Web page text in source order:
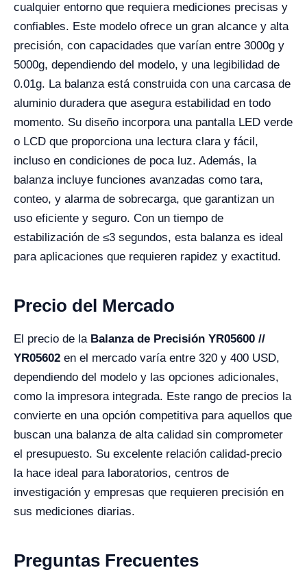
cualquier entorno que requiera mediciones precisas y
confiables. Este modelo ofrece un gran alcance y alta
precisión, con capacidades que varían entre 3000g y
5000g, dependiendo del modelo, y una legibilidad de
0.01g. La balanza está construida con una carcasa de
aluminio duradera que asegura estabilidad en todo
momento. Su diseño incorpora una pantalla LED verde
o LCD que proporciona una lectura clara y fácil,
incluso en condiciones de poca luz. Además, la
balanza incluye funciones avanzadas como tara,
conteo, y alarma de sobrecarga, que garantizan un
uso eficiente y seguro. Con un tiempo de
estabilización de ≤3 segundos, esta balanza es ideal
para aplicaciones que requieren rapidez y exactitud.
Precio del Mercado
El precio de la Balanza de Precisión YR05600 //
YR05602 en el mercado varía entre 320 y 400 USD,
dependiendo del modelo y las opciones adicionales,
como la impresora integrada. Este rango de precios la
convierte en una opción competitiva para aquellos que
buscan una balanza de alta calidad sin comprometer
el presupuesto. Su excelente relación calidad-precio
la hace ideal para laboratorios, centros de
investigación y empresas que requieren precisión en
sus mediciones diarias.
Preguntas Frecuentes